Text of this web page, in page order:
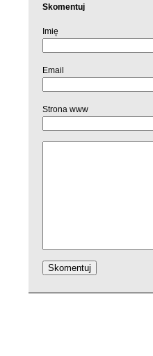
Skomentuj
Imię
Email
Strona www